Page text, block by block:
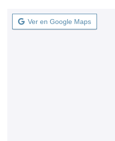
Ver en Google Maps